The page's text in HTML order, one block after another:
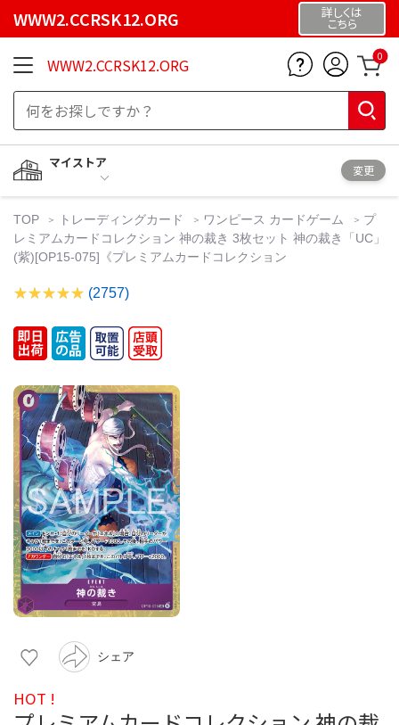
WWW2.CCRSK12.ORG 詳しくは
こちら
WWW2.CCRSK12.ORG 0
マイストア
変更
TOP トレーディングカード ワンピース カードゲーム
プ
レミアムカードコレクション 神の裁き 3枚セット 神の裁き「UC」
(紫)[OP15-075]《プレミアムカードコレクション
(2757)
シェア
HOT !